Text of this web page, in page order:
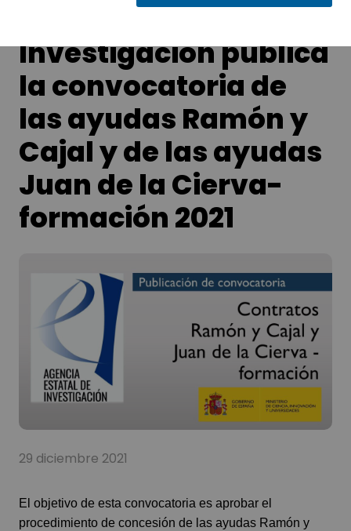
La Agencia Estatal de
Investigación publica
la convocatoria de
las ayudas Ramón y
Cajal y de las ayudas
Juan de la Cierva-
formación 2021
29 diciembre 2021
El objetivo de esta convocatoria es aprobar el
procedimiento de concesión de las ayudas Ramón y